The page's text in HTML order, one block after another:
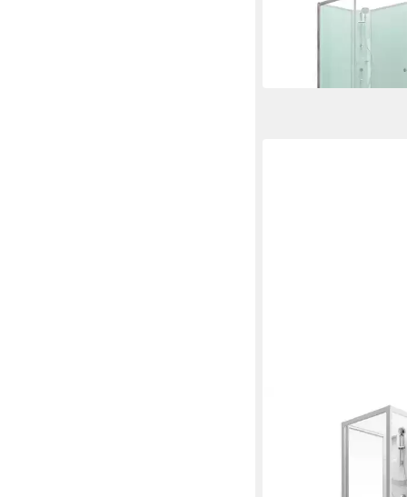
ab 699,00 € UVP799,00
in 3-4 Werktagen bei dir
Komplettdusche Juist
in 3-4 Werktagen bei dir